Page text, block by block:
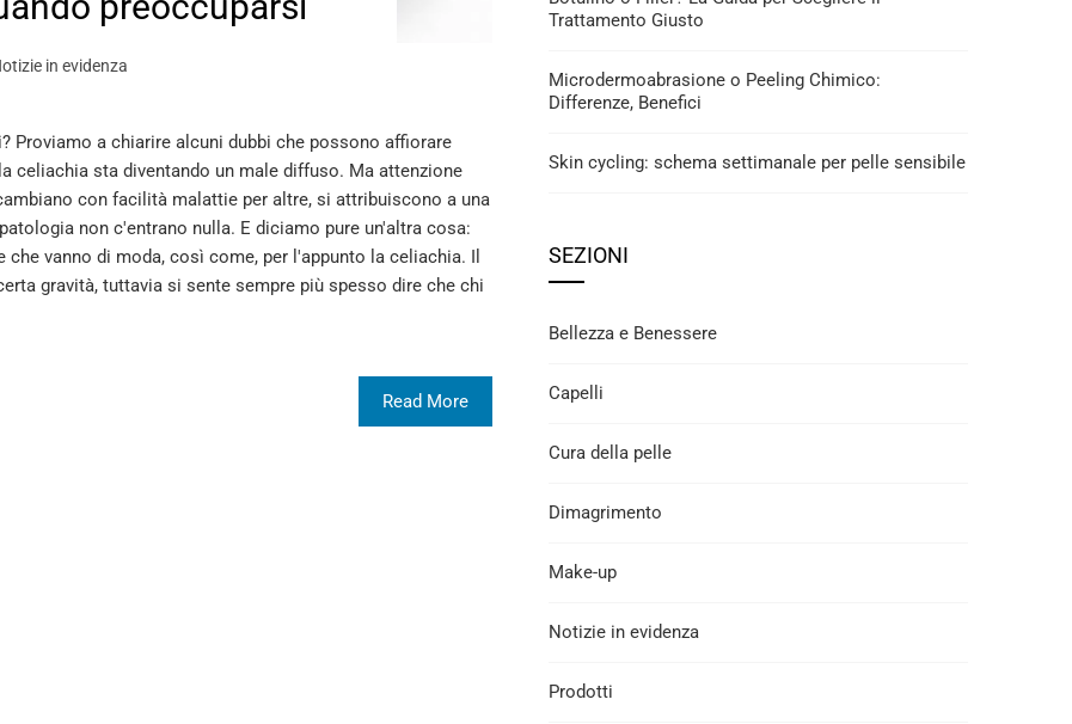
in evidenza
Proviamo a chiarire alcuni dubbi che possono affiorare
celiachia sta diventando un male diffuso. Ma attenzione
con facilità malattie per altre, si attribuiscono a una
non c'entrano nulla. E diciamo pure un'altra cosa:
vanno di moda, così come, per l'appunto la celiachia. Il
gravità, tuttavia si sente sempre più spesso dire che chi
Read More
Trattamento Giusto
Microdermoabrasione o Peeling Chimico:
Differenze, Benefici
Skin cycling: schema settimanale per pelle sensibile
SEZIONI
Bellezza e Benessere
Capelli
Cura della pelle
Dimagrimento
Make-up
Notizie in evidenza
Prodotti